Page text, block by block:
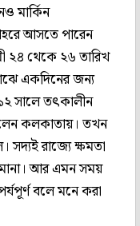
মার্কিন
আসতে পারেন
২৪ থেকে ২৬ তারিখ
একদিনের জন্য
সালে তৎকালীন
কলকাতায়। তখন
সদ্যই রাজ্যে ক্ষমতা
আর এমন সময়
বলে মনে করা